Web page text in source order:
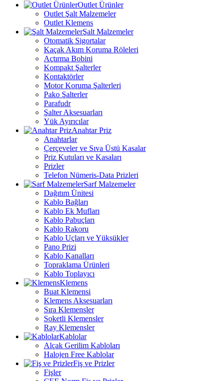
Outlet Ürünler
Outlet Şalt Malzemeler
Outlet Klemens
Şalt Malzemeler
Otomatik Sigortalar
Kaçak Akım Koruma Röleleri
Açtırma Bobini
Kompakt Şalterler
Kontaktörler
Motor Koruma Şalterleri
Pako Şalterler
Parafudr
Şalter Aksesuarları
Yük Ayırıcılar
Anahtar Priz
Anahtarlar
Çerçeveler ve Sıva Üstü Kasalar
Priz Kutuları ve Kasaları
Prizler
Telefon Nümeris-Data Prizleri
Sarf Malzemeler
Dağıtım Ünitesi
Kablo Bağları
Kablo Ek Mufları
Kablo Pabuçları
Kablo Rakoru
Kablo Uçları ve Yüksükler
Pano Prizi
Kablo Kanalları
Topraklama Ürünleri
Kablo Toplayıcı
Klemens
Buat Klemensi
Klemens Aksesuarları
Sıra Klemensler
Soketli Klemensler
Ray Klemensler
Kablolar
Alçak Gerilim Kabloları
Halojen Free Kablolar
Fiş ve Prizler
Fişler